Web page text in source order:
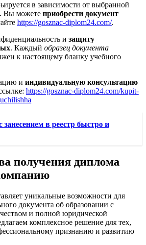
в зависимости от выбранной
. Вы можете приобрести документ
https://gosznac-diplom24.com/.
и защиту
. Каждый образец документа
к настоящему бланку учебного
и индивидуальную консультацию
https://gosznac-diplom24.com/kupit-
в реестр быстро и
получения диплома
уникальные возможности для
документа об образовании с
и полной юридической
комплексное решение для тех,
признанию и развитию